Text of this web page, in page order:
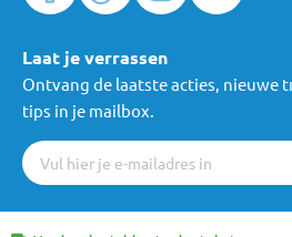
Laat je verrassen
Ontvang de laatste acties, nieuwe
tips in je mailbox.
Algemene voorwaarden Cookies